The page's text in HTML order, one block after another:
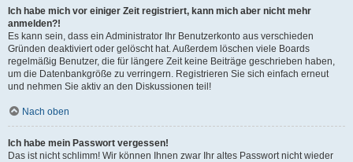
Ich habe mich vor einiger Zeit registriert, kann mich aber nicht mehr
anmelden?!
Es kann sein, dass ein Administrator Ihr Benutzerkonto aus verschieden
Gründen deaktiviert oder gelöscht hat. Außerdem löschen viele Boards
regelmäßig Benutzer, die für längere Zeit keine Beiträge geschrieben haben,
um die Datenbankgröße zu verringern. Registrieren Sie sich einfach erneut
und nehmen Sie aktiv an den Diskussionen teil!
Nach oben
Ich habe mein Passwort vergessen!
Das ist nicht schlimm! Wir können Ihnen zwar Ihr altes Passwort nicht wieder